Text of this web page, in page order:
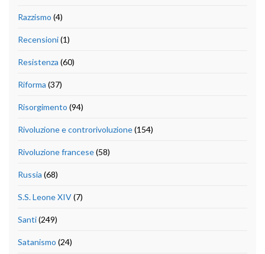
Razzismo (4)
Recensioni(1)
Resistenza (60)
Riforma (37)
Risorgimento (94)
Rivoluzione e controrivoluzione(154)
Rivoluzione francese(58)
Russia (68)
S.S. Leone XIV(7)
Santi(249)
Satanismo (24)